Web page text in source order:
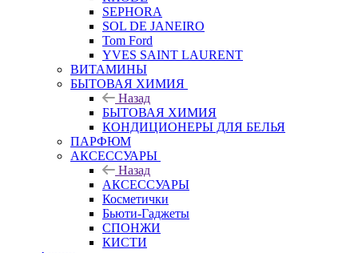
SEPHORA
SOL DE JANEIRO
Tom Ford
YVES SAINT LAURENT
ВИТАМИНЫ
БЫТОВАЯ ХИМИЯ
Назад
БЫТОВАЯ ХИМИЯ
КОНДИЦИОНЕРЫ ДЛЯ БЕЛЬЯ
ПАРФЮМ
АКСЕССУАРЫ
Назад
АКСЕССУАРЫ
Косметички
Бьюти-Гаджеты
СПОНЖИ
КИСТИ